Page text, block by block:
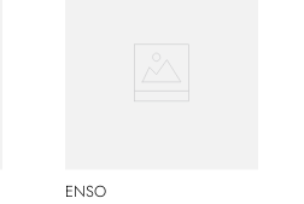
ENSO